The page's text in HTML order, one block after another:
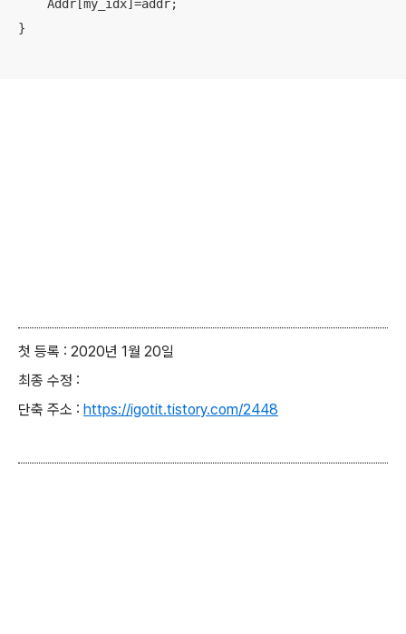
    Addr[my_idx]=addr;
}
첫 등록 : 2020년 1월 20일
최종 수정 :
단축 주소 : https://igotit.tistory.com/2448